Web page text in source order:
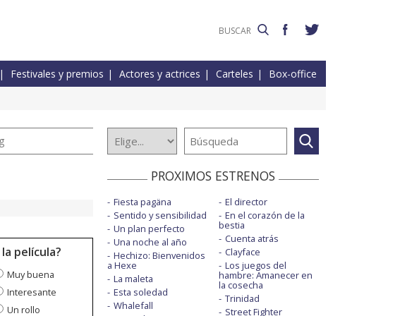
Festivales y premios Actores y actrices Carteles Box-office
película?
Muy buena
Interesante
Un rollo
PROXIMOS ESTRENOS
Fiesta pagäna
Sentido y sensibilidad
Un plan perfecto
Una noche al año
Hechizo: Bienvenidos
a Hexe
La maleta
Esta soledad
Whalefall
El director
En el corazón de la
bestia
Cuenta atrás
Clayface
Los juegos del
hambre: Amanecer en
la cosecha
Trinidad
Street Fighter